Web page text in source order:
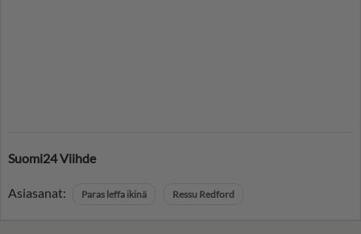
Suomi24 Viihde
Asiasanat: Paras leffa ikinä Ressu Redford